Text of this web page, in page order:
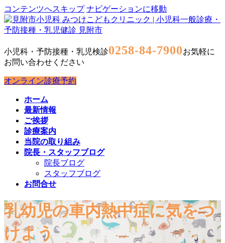
コンテンツへスキップ ナビゲーションに移動
小児科・予防接種・乳児検診0258-84-7900お気軽に
お問い合わせください
オンライン診療予約
ホーム
最新情報
ご挨拶
診療案内
当院の取り組み
院長・スタッフブログ
院長ブログ
スタッフブログ
お問合せ
乳幼児の車内熱中症に気をつ
けよう